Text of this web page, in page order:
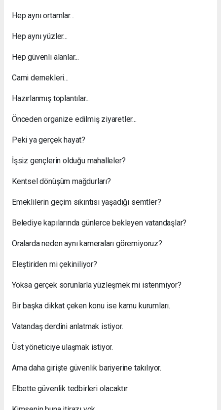
Hep aynı ortamlar...
Hep aynı yüzler...
Hep güvenli alanlar...
Cami dernekleri...
Hazırlanmış toplantılar...
Önceden organize edilmiş ziyaretler...
Peki ya gerçek hayat?
İşsiz gençlerin olduğu mahalleler?
Kentsel dönüşüm mağdurları?
Emeklilerin geçim sıkıntısı yaşadığı semtler?
Belediye kapılarında günlerce bekleyen vatandaşlar?
Oralarda neden aynı kameraları göremiyoruz?
Eleştiriden mi çekiniliyor?
Yoksa gerçek sorunlarla yüzleşmek mi istenmiyor?
Bir başka dikkat çeken konu ise kamu kurumları.
Vatandaş derdini anlatmak istiyor.
Üst yöneticiye ulaşmak istiyor.
Ama daha girişte güvenlik bariyerine takılıyor.
Elbette güvenlik tedbirleri olacaktır.